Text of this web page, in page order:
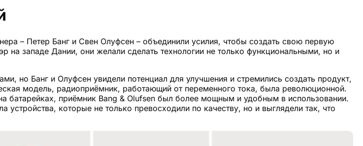
– Петер Банг и Свен Олуфсен – объединили усилия, чтобы создать свою первую
западе Дании, они желали сделать технологии не только функциональными, но и
но Банг и Олуфсен увидели потенциал для улучшения и стремились создать продукт,
модель, радиоприёмник, работающий от переменного тока, была революционной.
батарейках, приёмник Bang & Olufsen был более мощным и удобным в использовании.
которые не только превосходили по качеству, но и выглядели так, что